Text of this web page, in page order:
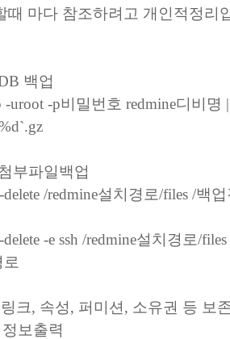
때 마다 참조하려고 개인적정리
백업
-uroot -p비밀번호 redmine디비명
부파일백업
delete /redmine설치경로/files /백
delete -e ssh /redmine설치경로/
크, 속성, 퍼미션, 소유권 등 보
보출력